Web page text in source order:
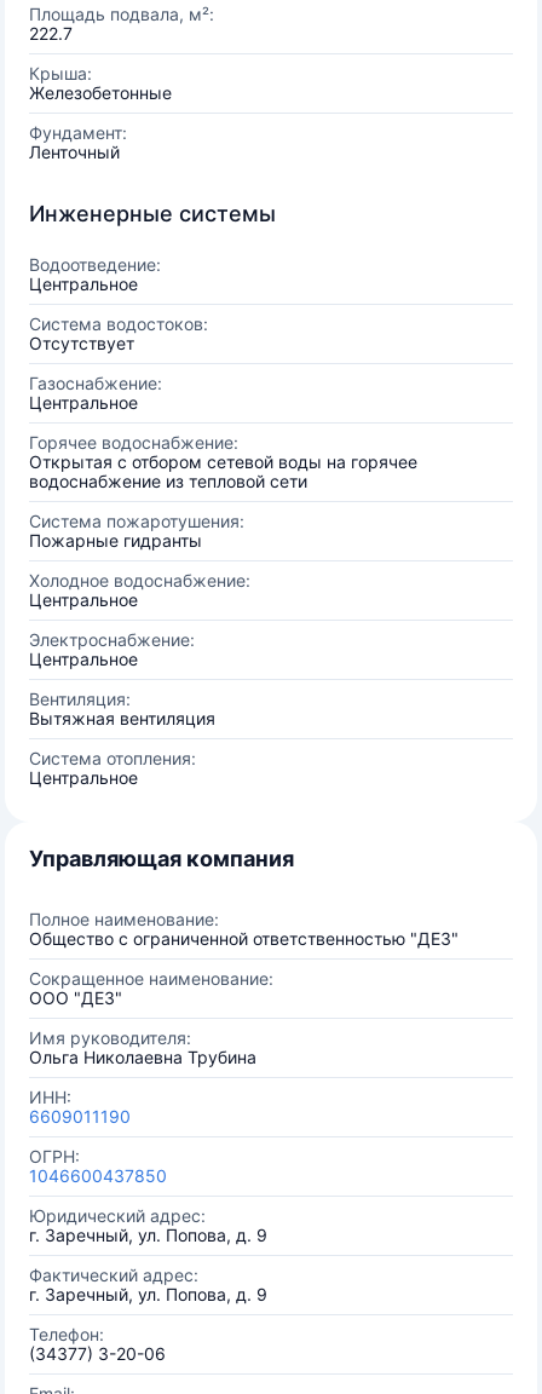
Площадь подвала, м²:
222.7
Крыша:
Железобетонные
Фундамент:
Ленточный
Инженерные системы
Водоотведение:
Центральное
Система водостоков:
Отсутствует
Газоснабжение:
Центральное
Горячее водоснабжение:
Открытая с отбором сетевой воды на горячее
водоснабжение из тепловой сети
Система пожаротушения:
Пожарные гидранты
Холодное водоснабжение:
Центральное
Электроснабжение:
Центральное
Вентиляция:
Вытяжная вентиляция
Система отопления:
Центральное
Управляющая компания
Полное наименование:
Общество с ограниченной ответственностью "ДЕЗ"
Сокращенное наименование:
ООО "ДЕЗ"
Имя руководителя:
Ольга Николаевна Трубина
ИНН:
6609011190
ОГРН:
1046600437850
Юридический адрес:
г. Заречный, ул. Попова, д. 9
Фактический адрес:
г. Заречный, ул. Попова, д. 9
Телефон:
(34377) 3-20-06